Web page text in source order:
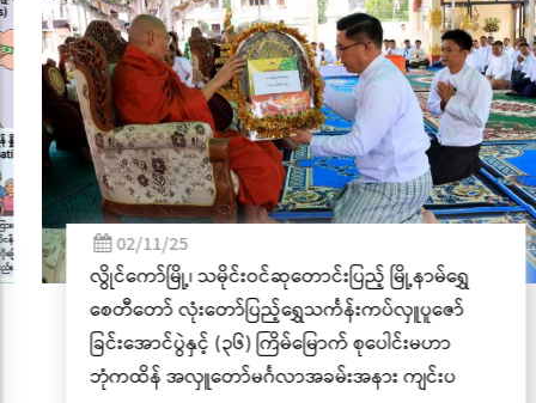
02/11/25
လွိုင်ကော်မြို့၊ သမိုင်းဝင်ဆုတောင်းပြည့် မြို့နာမ်ရွှေ
စေတီတော် လုံးတော်ပြည့်ရွှေသင်္ကန်းကပ်လှူပူဇော်
ခြင်းအောင်ပွဲနှင့် (၃၆) ကြိမ်မြောက် စုပေါင်းမဟာ
ဘုံကထိန် အလှူတော်မင်္ဂလာအခမ်းအနား ကျင်းပ